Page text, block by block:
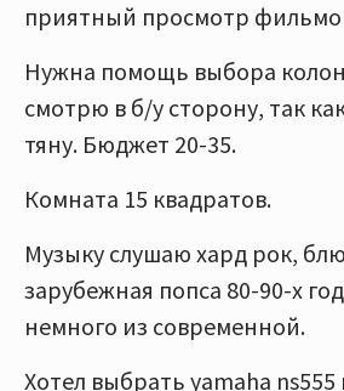
приятный просмотр
Нужна помощь выбора
смотрю в б/у сторону, так
тяну. Бюджет 20-35.
Комната 15 квадратов.
Музыку слушаю хард рок,
зарубежная попса 80-90-х
немного из современной.
Хотел выбрать yamaha